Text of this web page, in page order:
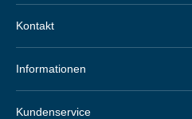
Kontakt
Informationen
Kundenservice